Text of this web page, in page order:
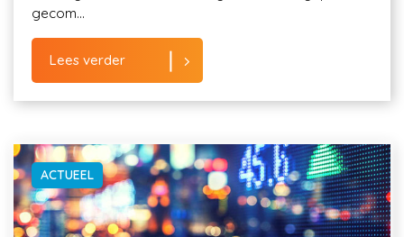
gecom...
Lees verder
ACTUEEL